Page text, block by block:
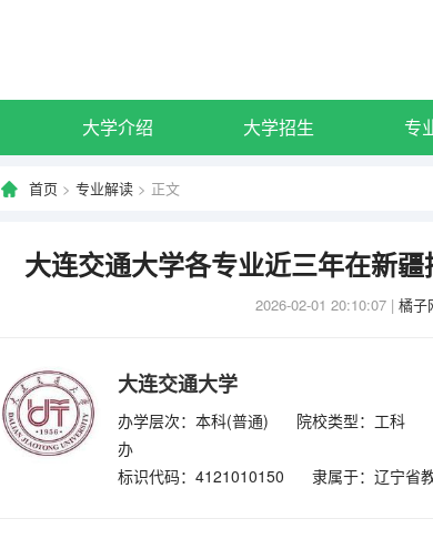
大学介绍 大学招生 专
首页 > 专业解读 > 正文
大连交通大学各专业近三年在新
2026-02-01 20:10:07 | 橘子
大连交通大学
办学层次：本科(普通) 院校类型：工科
办
标识代码：4121010150
隶属于：辽宁省